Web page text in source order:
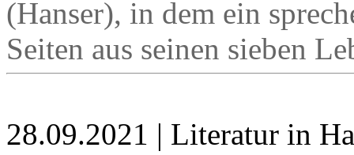
(Hanser), in dem ein
Seiten aus seinen sieben
28.09.2021 | Literatur in